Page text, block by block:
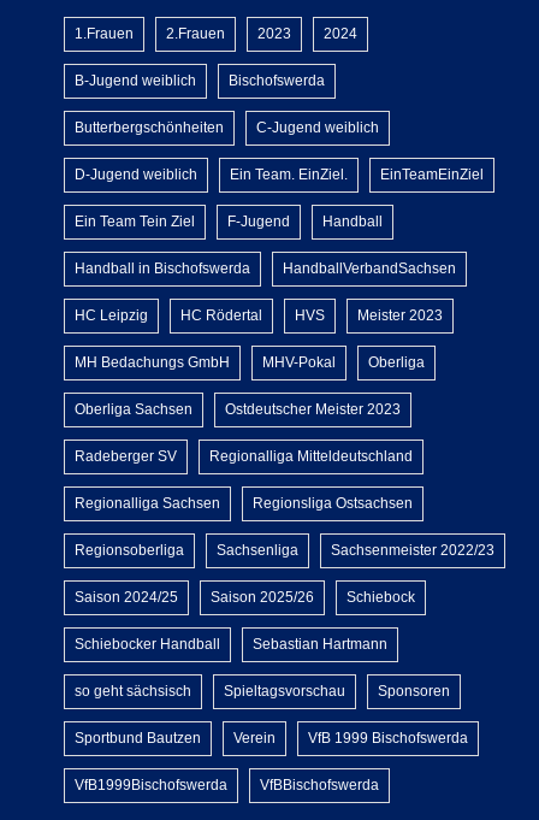
1.Frauen 2.Frauen 2023 2024
B-Jugend weiblich Bischofswerda
Butterbergschönheiten C-Jugend weiblich
D-Jugend weiblich Ein Team. EinZiel. EinTeamEinZiel
Ein Team Tein Ziel F-Jugend Handball
Handball in Bischofswerda HandballVerbandSachsen
HC Leipzig HC Rödertal HVS Meister 2023
MH Bedachungs GmbH MHV-Pokal Oberliga
Oberliga Sachsen Ostdeutscher Meister 2023
Radeberger SV Regionalliga Mitteldeutschland
Regionalliga Sachsen Regionsliga Ostsachsen
Regionsoberliga Sachsenliga Sachsenmeister 2022/23
Saison 2024/25 Saison 2025/26 Schiebock
Schiebocker Handball Sebastian Hartmann
so geht sächsisch Spieltagsvorschau Sponsoren
Sportbund Bautzen Verein VfB 1999 Bischofswerda
VfB1999Bischofswerda VfBBischofswerda